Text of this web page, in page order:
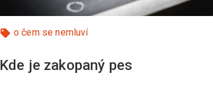
o čem se nemluví
Kde je zakopaný pes